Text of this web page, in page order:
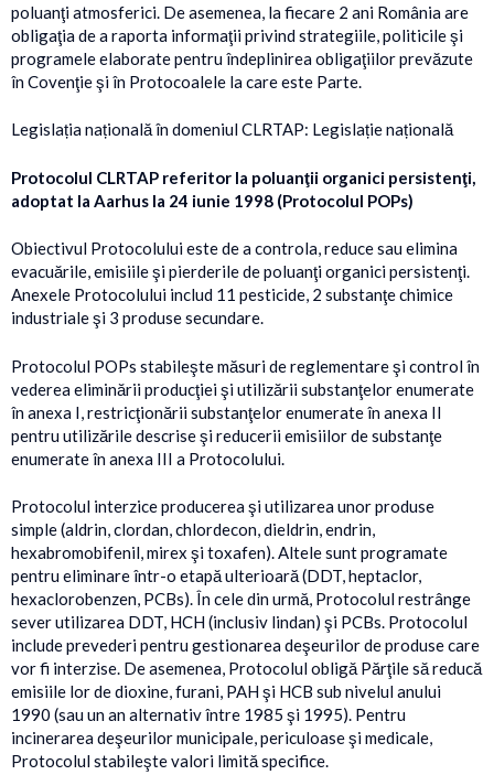
poluanţi atmosferici. De asemenea, la fiecare 2 ani România are
obligaţia de a raporta informaţii privind strategiile, politicile şi
programele elaborate pentru îndeplinirea obligaţiilor prevăzute
în Covenţie şi în Protocoalele la care este Parte.
Legislația națională în domeniul CLRTAP: Legislație națională
Protocolul CLRTAP referitor la poluanţii organici persistenţi,
adoptat la Aarhus la 24 iunie 1998 (Protocolul POPs)
Obiectivul Protocolului este de a controla, reduce sau elimina
evacuările, emisiile şi pierderile de poluanţi organici persistenţi.
Anexele Protocolului includ 11 pesticide, 2 substanţe chimice
industriale şi 3 produse secundare.
Protocolul POPs stabileşte măsuri de reglementare şi control în
vederea eliminării producţiei şi utilizării substanţelor enumerate
în anexa I, restricţionării substanţelor enumerate în anexa II
pentru utilizările descrise şi reducerii emisiilor de substanţe
enumerate în anexa III a Protocolului.
Protocolul interzice producerea şi utilizarea unor produse
simple (aldrin, clordan, chlordecon, dieldrin, endrin,
hexabromobifenil, mirex şi toxafen). Altele sunt programate
pentru eliminare într-o etapă ulterioară (DDT, heptaclor,
hexaclorobenzen, PCBs). În cele din urmă, Protocolul restrânge
sever utilizarea DDT, HCH (inclusiv lindan) şi PCBs. Protocolul
include prevederi pentru gestionarea deşeurilor de produse care
vor fi interzise. De asemenea, Protocolul obligă Părţile să reducă
emisiile lor de dioxine, furani, PAH şi HCB sub nivelul anului
1990 (sau un an alternativ între 1985 şi 1995). Pentru
incinerarea deşeurilor municipale, periculoase şi medicale,
Protocolul stabileşte valori limită specifice.